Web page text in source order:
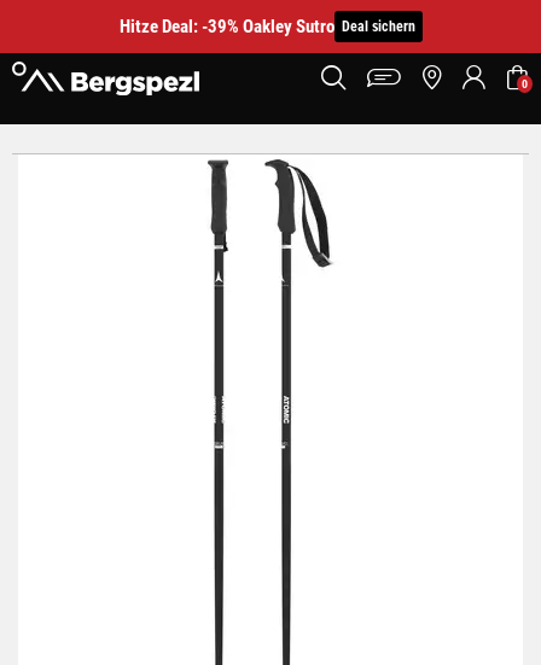
Hitze Deal: -39% Oakley Sutro Deal sichern
0